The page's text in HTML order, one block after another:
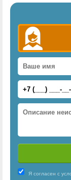
Я согласен с